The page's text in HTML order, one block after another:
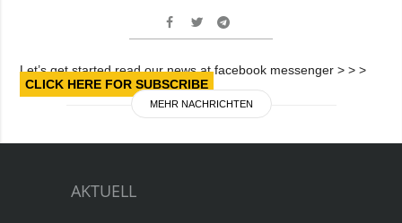
Let’s get started read our news at facebook messenger > > >
CLICK HERE FOR SUBSCRIBE
MEHR NACHRICHTEN
AKTUELL